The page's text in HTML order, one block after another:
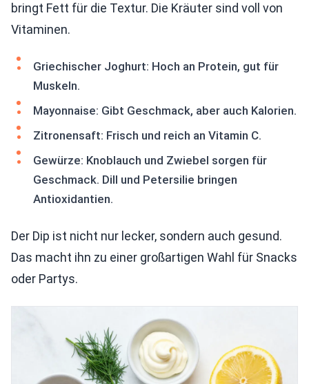
bringt Fett für die Textur. Die Kräuter sind voll von
Vitaminen.
Griechischer Joghurt: Hoch an Protein, gut für
Muskeln.
Mayonnaise: Gibt Geschmack, aber auch Kalorien.
Zitronensaft: Frisch und reich an Vitamin C.
Gewürze: Knoblauch und Zwiebel sorgen für
Geschmack. Dill und Petersilie bringen
Antioxidantien.
Der Dip ist nicht nur lecker, sondern auch gesund.
Das macht ihn zu einer großartigen Wahl für Snacks
oder Partys.